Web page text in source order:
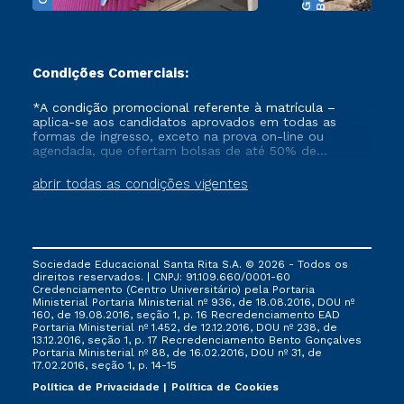
Condições Comerciais:
abrir todas as condições vigentes
*A condição promocional referente à matrícula –
aplica-se aos candidatos aprovados em todas as
formas de ingresso, exceto na prova on-line ou
agendada, que ofertam bolsas de até 50% de
que ainda não tenham efetivado e/ou não tenham
cancelado ou trancado sua matrícula em uma das
FIES, Prouni e outros programas governamentais, e
não se acumula com nenhuma outra campanha
ofertada pela Instituição.
Sociedade Educacional Santa Rita S.A. © 2026 - Todos os
direitos reservados. | CNPJ: 91.109.660/0001-60
Credenciamento (Centro Universitário) pela Portaria
Ministerial Portaria Ministerial nº 936, de 18.08.2016, DOU nº
160, de 19.08.2016, seção 1, p. 16 Recredenciamento EAD
Portaria Ministerial nº 1.452, de 12.12.2016, DOU nº 238, de
13.12.2016, seção 1, p. 17 Recredenciamento Bento Gonçalves
Portaria Ministerial nº 88, de 16.02.2016, DOU nº 31, de
17.02.2016, seção 1, p. 14-15
Política de Privacidade
Política de Cookies